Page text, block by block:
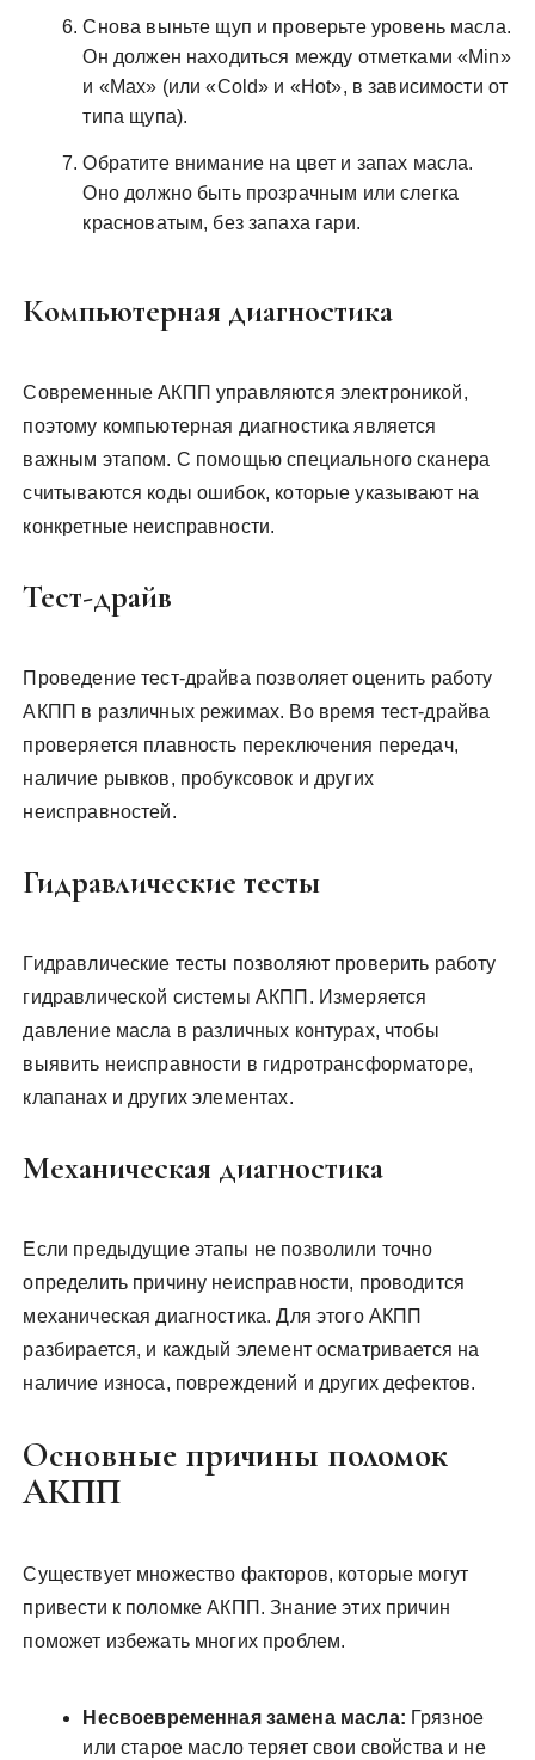
Снова выньте щуп и проверьте уровень масла.
Он должен находиться между отметками «Min»
и «Max» (или «Cold» и «Hot», в зависимости от
типа щупа).
Обратите внимание на цвет и запах масла.
Оно должно быть прозрачным или слегка
красноватым, без запаха гари.
Компьютерная диагностика
Современные АКПП управляются электроникой,
поэтому компьютерная диагностика является
важным этапом. С помощью специального сканера
считываются коды ошибок, которые указывают на
конкретные неисправности.
Тест-драйв
Проведение тест-драйва позволяет оценить работу
АКПП в различных режимах. Во время тест-драйва
проверяется плавность переключения передач,
наличие рывков, пробуксовок и других
неисправностей.
Гидравлические тесты
Гидравлические тесты позволяют проверить работу
гидравлической системы АКПП. Измеряется
давление масла в различных контурах, чтобы
выявить неисправности в гидротрансформаторе,
клапанах и других элементах.
Механическая диагностика
Если предыдущие этапы не позволили точно
определить причину неисправности, проводится
механическая диагностика. Для этого АКПП
разбирается, и каждый элемент осматривается на
наличие износа, повреждений и других дефектов.
Основные причины поломок
АКПП
Существует множество факторов, которые могут
привести к поломке АКПП. Знание этих причин
поможет избежать многих проблем.
Несвоевременная замена масла: Грязное
или старое масло теряет свои свойства и не